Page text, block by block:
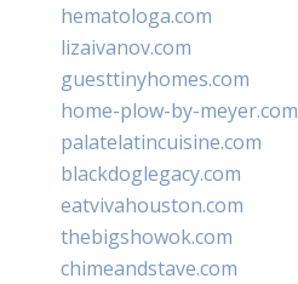
hematologa.com
lizaivanov.com
guesttinyhomes.com
home-plow-by-meyer.com
palatelatincuisine.com
blackdoglegacy.com
eatvivahouston.com
thebigshowok.com
chimeandstave.com